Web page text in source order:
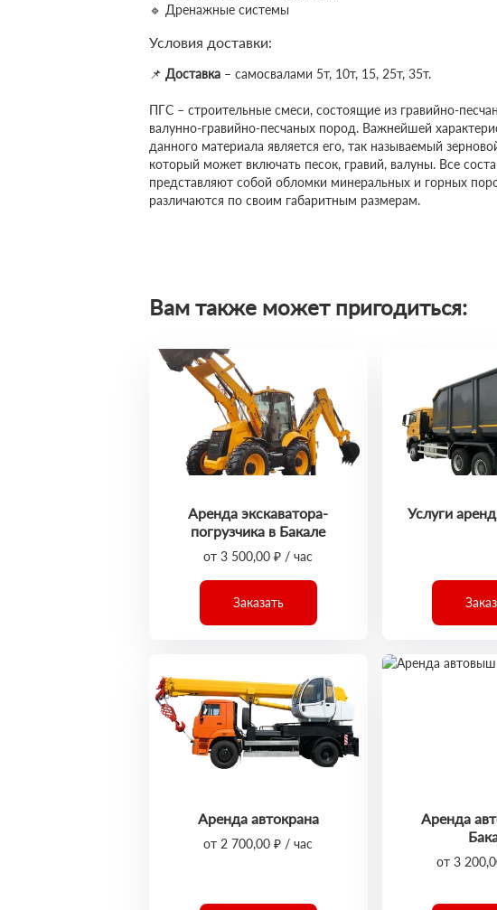
🔹 Дренажные системы
Условия доставки:
📌 Доставка – самосвалами 5т, 10т, 15, 25т, 35т.
ПГС – строительные смеси, состоящие из гравийно-
валунно-гравийно-песчаных пород. Важнейшей
данного материала является его, так называемый
который может включать песок, гравий, валуны. Все
представляют собой обломки минеральных и горных
различаются по своим габаритным размерам.
Вам также может пригодиться:
Аренда экскаватора-
погрузчика в Бакале
от 3 500,00 ₽ / час
Заказать
Услуги
Аренда автокрана
от 2 700,00 ₽ / час
Аренда
от 3